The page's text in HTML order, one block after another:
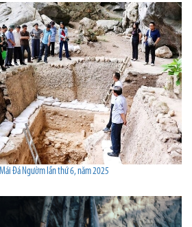
Đá Ngườm lần thứ 6, năm 2025